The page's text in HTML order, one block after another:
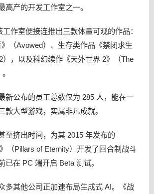
高产的开发工作室之一。
作室便接连推出三款体量可观的作品：
（Avowed）、生存类作品《禁闭求生
），以及科幻续作《天外世界 2》（The
新公布的员工总数仅为 285 人，能在一
款大型游戏，实属非凡成就。
至挤出时间，为其 2015 年发布的
（Pillars of Eternity）开发了回合制战斗
已在 PC 端开启 Beta 测试。
多其他公司正加速布局生成式 AI。《战